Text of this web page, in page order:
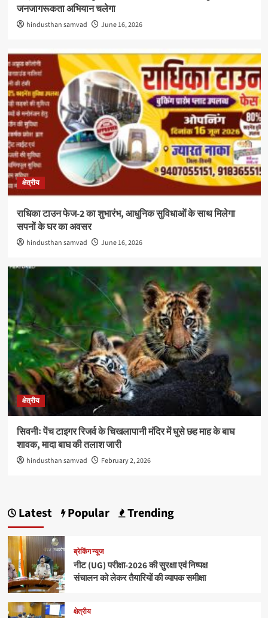
जनजागरूकता अभियान चलेगा
hindusthan samvad June 16, 2026
क्षेत्रीय
राधिका टाउन फेज-2 का शुभारंभ, आधुनिक सुविधाओं के साथ मिलेगा
सपनों के घर का अवसर
hindusthan samvad June 16, 2026
क्षेत्रीय
सिवनीः पेंच टाइगर रिजर्व के चिखलापानी मंदिर में घुसे छह माह के बाघ
शावक, मादा बाघ की तलाश जारी
hindusthan samvad February 2, 2026
Latest Popular Trending
ब्रेकिंग न्यूज
नीट (UG) परीक्षा-2026 की सुरक्षा एवं निष्पक्ष
संचालन को लेकर तैयारियों की व्यापक समीक्षा
क्षेत्रीय